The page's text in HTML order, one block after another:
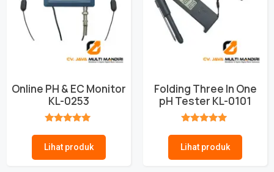
Online PH & EC Monitor
KL-0253
Lihat produk
Folding Three In One
pH Tester KL-0101
Lihat produk